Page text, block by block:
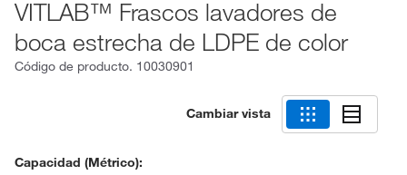
VITLAB™ Frascos lavadores de
boca estrecha de LDPE de color
Código de producto. 10030901
Cambiar vista
Capacidad (métrico):